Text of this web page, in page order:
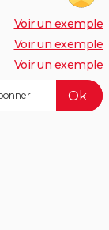
Voir un exemple
Voir un exemple
Voir un exemple